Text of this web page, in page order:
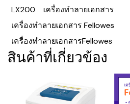
LX200
เครื่องทำลายเอกสาร
เครื่องทำลายเอกสาร Fellowes
เครื่องทำลายเอกสารFellowes
สินค้าที่เกี่ยวข้อง